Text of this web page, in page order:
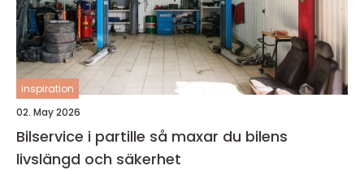
inspiration
02. May 2026
Bilservice i partille så maxar du bilens
livslängd och säkerhet